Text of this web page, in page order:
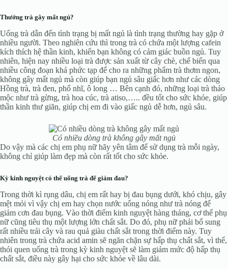
Thưởng trà gây mất ngủ?
Uống trà dẫn đến tình trạng bị mất ngủ là tình trạng thường hay gặp ở
nhiều người. Theo nghiên cứu thì trong trà có chứa một lượng cafein
kích thích hệ thần kinh, khiến bạn không có cảm giác buồn ngủ. Tuy
nhiên, hiện nay nhiều loại trà được sản xuất từ cây chè, chế biến qua
nhiều công đoạn khá phức tạp để cho ra những phẩm trà thơm ngon,
không gây mất ngủ mà còn giúp bạn ngủ sâu giấc hơn như các dòng
Hồng trà, trà đen, phổ nhĩ, ô long … Bên cạnh đó, những loại trà thảo
mộc như trà gừng, trà hoa cúc, trà atiso,….. đều tốt cho sức khỏe, giúp
thần kinh thư giãn, giúp chị em đi vào giấc ngủ dễ hơn, ngủ sâu.
Có nhiều dòng trà không gây mất ngủ
Do vậy mà các chị em phụ nữ hãy yên tâm để sử dụng trà mỗi ngày,
không chỉ giúp làm đẹp mà còn rất tốt cho sức khỏe.
Kỳ kinh nguyệt có thể uống trà để giảm đau?
Trong thời kì rụng dâu, chị em rất hay bị đau bụng dưới, khó chịu, gây
mệt mỏi vì vậy chị em hay chọn nước uống nóng như trà nóng để
giảm cơn đau bụng. Vào thời điểm kinh nguyệt hàng tháng, cơ thể phụ
nữ cũng tiêu thụ một lượng lớn chất sắt. Do đó, phụ nữ phải bổ sung
rất nhiều trái cây và rau quả giàu chất sắt trong thời điểm này. Tuy
nhiên trong trà chứa acid amin sẽ ngăn chặn sự hấp thụ chất sắt, vì thế,
thói quen uống trà trong kỳ kinh nguyệt sẽ làm giảm mức độ hấp thụ
chất sắt, điều này gây hại cho sức khỏe về lâu dài.